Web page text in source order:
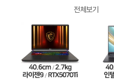
전체보기